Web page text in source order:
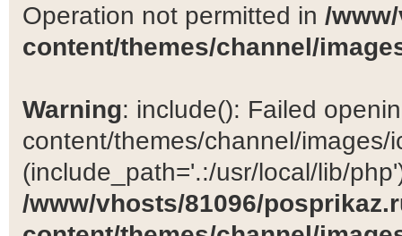
Operation not permitted in /
content/themes/channel/
Warning: include(): Failed
content/themes/channel/images/
(include_path='.:/usr/local/lib/
/www/vhosts/81096/